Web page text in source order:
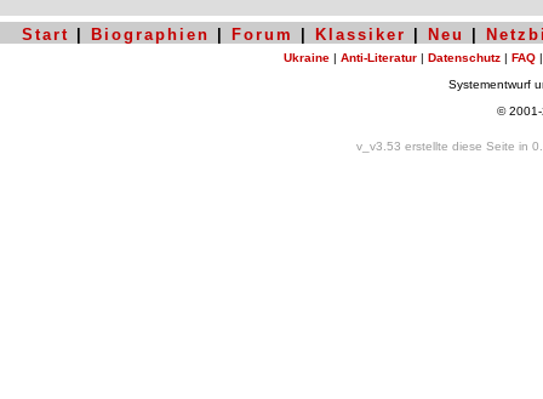
Start Biographien Forum Klassiker Neu
Ukraine | Anti-Literatur | Datenschutz | FAQ
Systementwurf
©
v_v3.53 erstellte diese Seite in